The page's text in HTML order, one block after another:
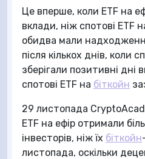
Це вперше, коли ETF на
вклади, ніж спотові ETF
обидва мали
після кількох днів, коли
зберігали позитивні дні
спотові ETF на біткойн
29 листопада
ETF на ефір отримали
інвесторів, ніж їх біткойн
листопада, оскільки